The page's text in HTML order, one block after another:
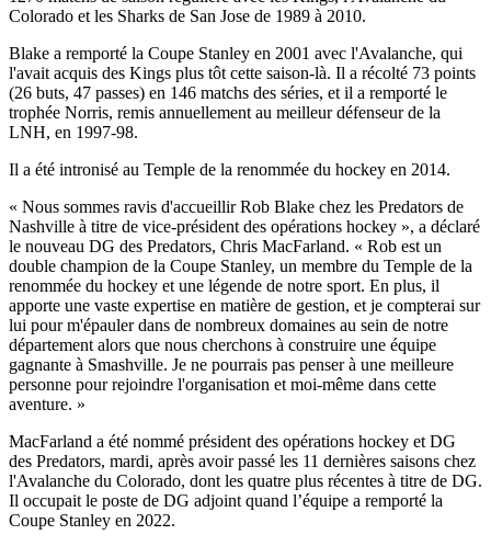
Colorado et les Sharks de San Jose de 1989 à 2010.
Blake a remporté la Coupe Stanley en 2001 avec l'Avalanche, qui
l'avait acquis des Kings plus tôt cette saison-là. Il a récolté 73 points
(26 buts, 47 passes) en 146 matchs des séries, et il a remporté le
trophée Norris, remis annuellement au meilleur défenseur de la
LNH, en 1997-98.
Il a été intronisé au Temple de la renommée du hockey en 2014.
« Nous sommes ravis d'accueillir Rob Blake chez les Predators de
Nashville à titre de vice-président des opérations hockey », a déclaré
le nouveau DG des Predators, Chris MacFarland. « Rob est un
double champion de la Coupe Stanley, un membre du Temple de la
renommée du hockey et une légende de notre sport. En plus, il
apporte une vaste expertise en matière de gestion, et je compterai sur
lui pour m'épauler dans de nombreux domaines au sein de notre
département alors que nous cherchons à construire une équipe
gagnante à Smashville. Je ne pourrais pas penser à une meilleure
personne pour rejoindre l'organisation et moi-même dans cette
aventure. »
MacFarland a été nommé président des opérations hockey et DG
des Predators, mardi, après avoir passé les 11 dernières saisons chez
l'Avalanche du Colorado, dont les quatre plus récentes à titre de DG.
Il occupait le poste de DG adjoint quand l’équipe a remporté la
Coupe Stanley en 2022.